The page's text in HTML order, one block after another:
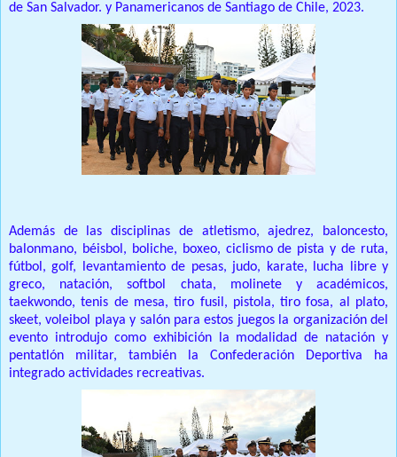
de San Salvador. y Panamericanos de Santiago de Chile, 2023.
Además de las disciplinas de atletismo, ajedrez, baloncesto,
balonmano, béisbol, boliche, boxeo, ciclismo de pista y de ruta,
fútbol, ​​golf, levantamiento de pesas, judo, karate, lucha libre y
greco, natación, softbol chata, molinete y académicos,
taekwondo, tenis de mesa, tiro fusil, pistola, tiro fosa, al plato,
skeet, voleibol playa y salón para estos juegos la organización del
evento introdujo como exhibición la modalidad de natación y
pentatlón militar, también la Confederación Deportiva ha
integrado actividades recreativas.